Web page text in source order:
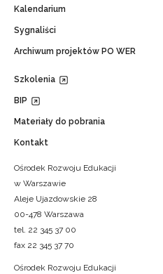
Kalendarium
Sygnaliści
Archiwum projektów PO WER
Szkolenia
BIP
Materiały do pobrania
Kontakt
Ośrodek Rozwoju Edukacji
w Warszawie
Aleje Ujazdowskie 28
00-478 Warszawa
tel. 22 345 37 00
fax 22 345 37 70
Ośrodek Rozwoju Edukacji